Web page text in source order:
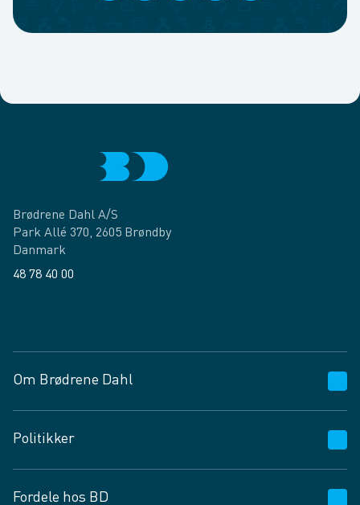
Brødrene Dahl A/S
Park Allé 370, 2605 Brøndby
Danmark
48 78 40 00
Om Brødrene Dahl
Vagttelefon 30 10 89 89
Spørgsmål og svar
Job og karriere
Politikker
Fordele hos BD